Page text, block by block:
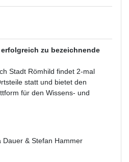
zu bezeichnende
Stadt Römhild findet 2-mal
statt und bietet den
für den Wissens- und
Dauer & Stefan Hammer